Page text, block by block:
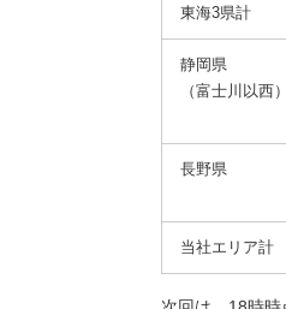
東海3県計
静岡県
（富士川以西）
長野県
当社エリア計